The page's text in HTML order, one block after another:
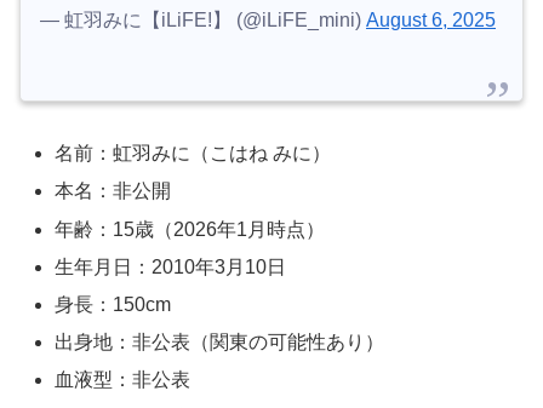
— 虹羽みに【iLiFE!】 (@iLiFE_mini) August 6, 2025
名前：虹羽みに（こはね みに）
本名：非公開
年齢：15歳（2026年1月時点）
生年月日：2010年3月10日
身長：150cm
出身地：非公表（関東の可能性あり）
血液型：非公表